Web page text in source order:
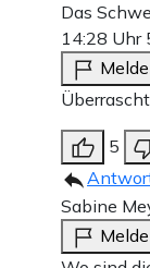
Das
14:28 Uhr
5
Sabine